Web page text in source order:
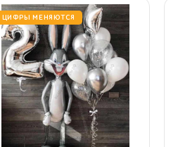
ЦИФРЫ МЕНЯЮТСЯ